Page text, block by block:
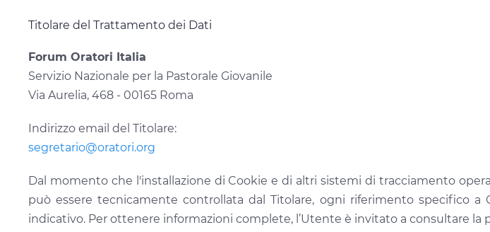
Titolare del Trattamento dei Dati
Forum Oratori Italia
Servizio Nazionale per la Pastorale Giovanile
Via Aurelia, 468 - 00165 Roma
Indirizzo email del Titolare:
segretario@oratori.org
Dal momento che l'installazione di Cookie e di altri sistemi di tracciamento
può essere tecnicamente controllata dal Titolare, ogni riferimento specifico
indicativo. Per ottenere informazioni complete, l’Utente è invitato a consultare